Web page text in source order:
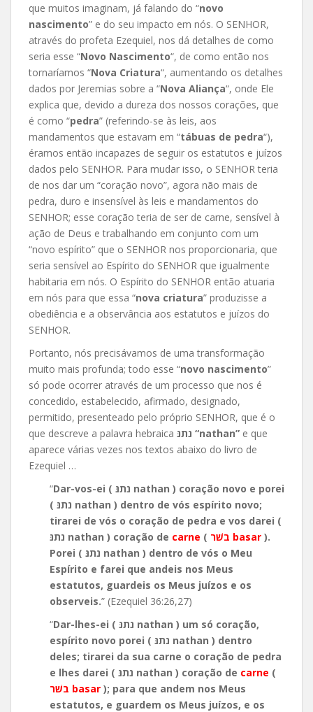
que muitos imaginam, já falando do “novo
nascimento” e do seu impacto em nós. O SENHOR,
através do profeta Ezequiel, nos dá detalhes de como
seria esse “Novo Nascimento“, de como então nos
tornaríamos “Nova Criatura“, aumentando os detalhes
dados por Jeremias sobre a “Nova Aliança“, onde Ele
explica que, devido a dureza dos nossos corações, que
é como “pedra” (referindo-se às leis, aos
mandamentos que estavam em “tábuas de pedra“),
éramos então incapazes de seguir os estatutos e juízos
dados pelo SENHOR. Para mudar isso, o SENHOR teria
de nos dar um “coração novo”, agora não mais de
pedra, duro e insensível às leis e mandamentos do
SENHOR; esse coração teria de ser de carne, sensível à
ação de Deus e trabalhando em conjunto com um
“novo espírito” que o SENHOR nos proporcionaria, que
seria sensível ao Espírito do SENHOR que igualmente
habitaria em nós. O Espírito do SENHOR então atuaria
em nós para que essa “nova criatura” produzisse a
obediência e a observância aos estatutos e juízos do
SENHOR.
Portanto, nós precisávamos de uma transformação
muito mais profunda; todo esse “novo nascimento”
só pode ocorrer através de um processo que nos é
concedido, estabelecido, afirmado, designado,
permitido, presenteado pelo próprio SENHOR, que é o
que descreve a palavra hebraica
נתנּ “nathan” e que
aparece várias vezes nos textos abaixo do livro de
Ezequiel …
“Dar-vos-ei ( נתנּ nathan ) coração novo e porei
( נתנּ nathan ) dentro de vós espírito novo;
tirarei de vós o coração de pedra e vos darei (
נתנּ nathan ) coração de carne ( בשׁר basar ).
Porei ( נתנּ nathan ) dentro de vós o Meu
Espírito e farei que andeis nos Meus
estatutos, guardeis os Meus juízos e os
observeis.” (Ezequiel 36:26,27)
“Dar-lhes-ei ( נתנּ nathan ) um só coração,
espírito novo porei ( נתנּ nathan ) dentro
deles; tirarei da sua carne o coração de pedra
e lhes darei ( נתנּ nathan ) coração de carne (
בשׁר basar ); para que andem nos Meus
estatutos, e guardem os Meus juízos, e os